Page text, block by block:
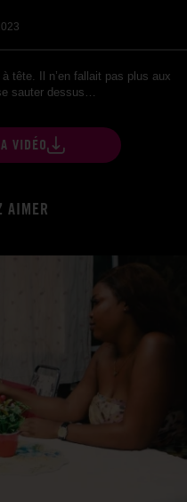
tête. Il n’en fallait pas plus aux
sauter dessus…
VIDÉO
AIMER